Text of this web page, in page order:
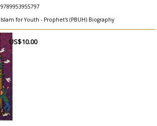
9789953955797
Islam for Youth - Prophet's (PBUH) Biography
US$10.00